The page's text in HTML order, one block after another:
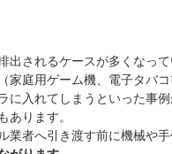
出されるケースが多くなって
家庭用ゲーム機、電子タバ
に入れてしまうといった事
あります。
業者へ引き渡す前に機械や